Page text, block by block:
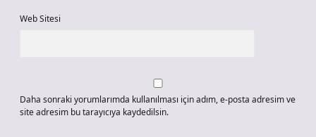
Web Sitesi
Daha sonraki yorumlarımda kullanılması için adım, e-posta adresim ve
site adresim bu tarayıcıya kaydedilsin.